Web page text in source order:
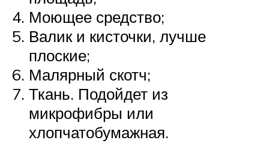
Моющее средство;
Валик и кисточки, лучше
плоские;
Малярный скотч;
Ткань. Подойдет из
микрофибры или
хлопчатобумажная.